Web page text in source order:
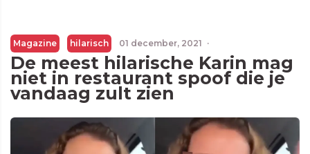
Magazine hilarisch 01 december, 2021 ·
De meest hilarische Karin mag
niet in restaurant spoof die je
vandaag zult zien